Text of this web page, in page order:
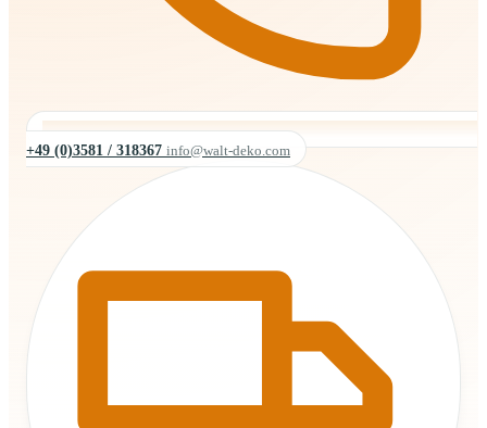
+49 (0)3581 / 318367 info@walt-deko.com